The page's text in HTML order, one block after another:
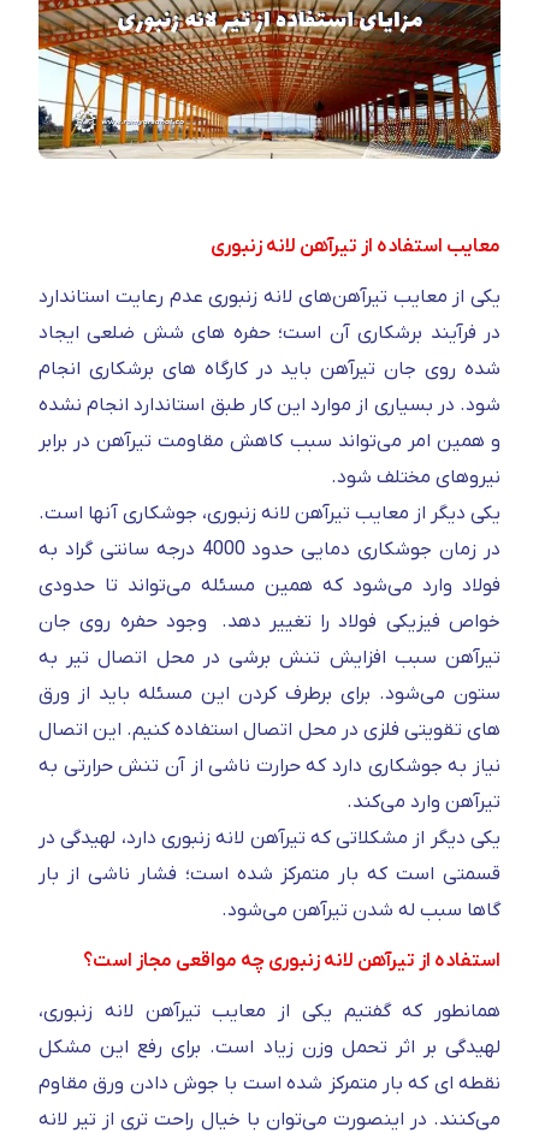
معایب استفاده از تیرآهن لانه زنبوری
یکی از معایب تیرآهن‌های لانه زنبوری عدم رعایت استاندارد
در فرآیند برشکاری آن است؛ حفره های شش ضلعی ایجاد
شده روی جان تیرآهن باید در کارگاه های برشکاری انجام
شود. در بسیاری از موارد این کار طبق استاندارد انجام نشده
و همین امر می‌تواند سبب کاهش مقاومت تیرآهن در برابر
نیروهای مختلف شود.
یکی دیگر از معایب تیرآهن لانه زنبوری، جوشکاری آنها است.
در زمان جوشکاری دمایی حدود 4000 درجه سانتی گراد به
فولاد وارد می‌شود که همین مسئله می‌تواند تا حدودی
خواص فیزیکی فولاد را تغییر دهد. وجود حفره روی جان
تیرآهن سبب افزایش تنش برشی در محل اتصال تیر به
ستون می‌شود. برای برطرف کردن این مسئله باید از ورق
های تقویتی فلزی در محل اتصال استفاده کنیم. این اتصال
نیاز به جوشکاری دارد که حرارت ناشی از آن تنش حرارتی به
تیرآهن وارد می‌کند.
یکی دیگر از مشکلاتی که تیرآهن لانه زنبوری دارد، لهیدگی در
قسمتی است که بار متمرکز شده است؛ فشار ناشی از بار
گاها سبب له شدن تیرآهن می‌شود.
استفاده از تیرآهن لانه زنبوری چه مواقعی مجاز است؟
همانطور که گفتیم یکی از معایب تیرآهن لانه زنبوری،
لهیدگی بر اثر تحمل وزن زیاد است. برای رفع این مشکل
نقطه ای که بار متمرکز شده است با جوش دادن ورق مقاوم
می‌کنند. در اینصورت می‌توان با خیال راحت تری از تیر لانه